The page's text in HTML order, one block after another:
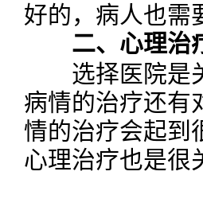
好的，病人也需
二、心理治
选择医院是关
病情的治疗还有
情的治疗会起到
心理治疗也是很